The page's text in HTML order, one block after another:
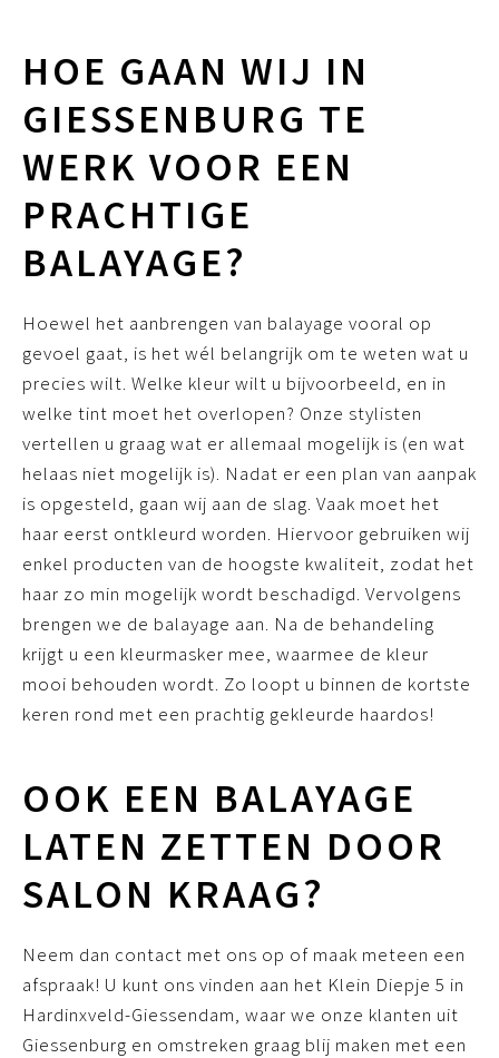
HOE GAAN WIJ IN
GIESSENBURG TE
WERK VOOR EEN
PRACHTIGE
BALAYAGE?
Hoewel het aanbrengen van balayage vooral op
gevoel gaat, is het wél belangrijk om te weten wat u
precies wilt. Welke kleur wilt u bijvoorbeeld, en in
welke tint moet het overlopen? Onze stylisten
vertellen u graag wat er allemaal mogelijk is (en wat
helaas niet mogelijk is). Nadat er een plan van aanpak
is opgesteld, gaan wij aan de slag. Vaak moet het
haar eerst ontkleurd worden. Hiervoor gebruiken wij
enkel producten van de hoogste kwaliteit, zodat het
haar zo min mogelijk wordt beschadigd. Vervolgens
brengen we de balayage aan. Na de behandeling
krijgt u een kleurmasker mee, waarmee de kleur
mooi behouden wordt. Zo loopt u binnen de kortste
keren rond met een prachtig gekleurde haardos!
OOK EEN BALAYAGE
LATEN ZETTEN DOOR
SALON KRAAG?
Neem dan contact met ons op of maak meteen een
afspraak! U kunt ons vinden aan het Klein Diepje 5 in
Hardinxveld-Giessendam, waar we onze klanten uit
Giessenburg en omstreken graag blij maken met een